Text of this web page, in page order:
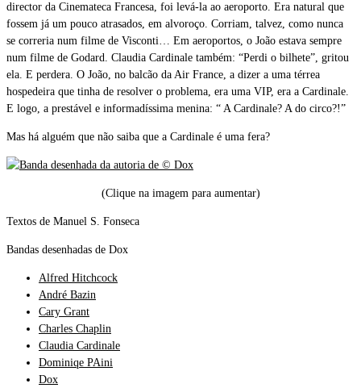
director da Cinemateca Francesa, foi levá-la ao aeroporto. Era natural que
fossem já um pouco atrasados, em alvoroço. Corriam, talvez, como nunca
se correria num filme de Visconti… Em aeroportos, o João estava sempre
num filme de Godard. Claudia Cardinale também: “Perdi o bilhete”, gritou
ela. E perdera. O João, no balcão da Air France, a dizer a uma térrea
hospedeira que tinha de resolver o problema, era uma VIP, era a Cardinale.
E logo, a prestável e informadíssima menina: “ A Cardinale? A do circo?!”
Mas há alguém que não saiba que a Cardinale é uma fera?
(Clique na imagem para aumentar)
Textos de Manuel S. Fonseca
Bandas desenhadas de Dox
Alfred Hitchcock
André Bazin
Cary Grant
Charles Chaplin
Claudia Cardinale
Dominiqe PAini
Dox